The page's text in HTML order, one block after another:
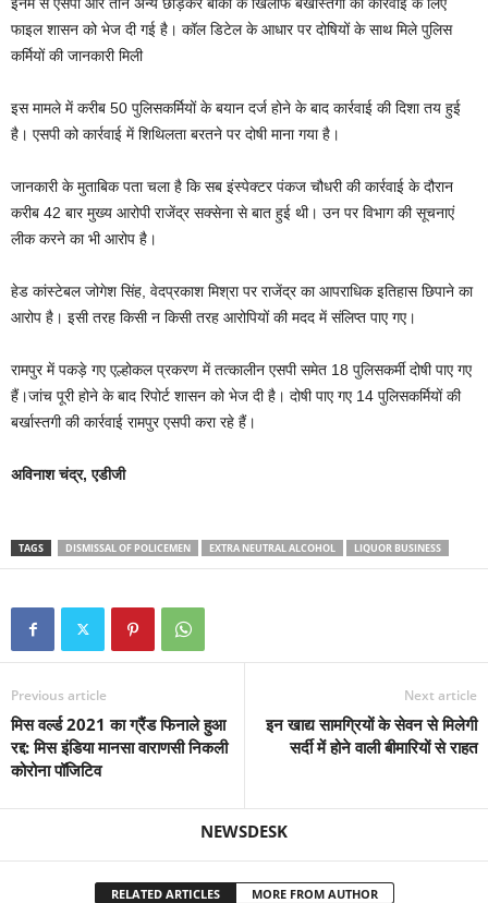
फाइल शासन को भेज दी गई है। कॉल डिटेल के आधार पर दोषियों के साथ मिले पुलिस
कर्मियों की जानकारी मिली
इस मामले में करीब 50 पुलिसकर्मियों के बयान दर्ज होने के बाद कार्रवाई की दिशा तय हुई
है। एसपी को कार्रवाई में शिथिलता बरतने पर दोषी माना गया है।
जानकारी के मुताबिक पता चला है कि सब इंस्पेक्टर पंकज चौधरी की कार्रवाई के दौरान
करीब 42 बार मुख्य आरोपी राजेंद्र सक्सेना से बात हुई थी। उन पर विभाग की सूचनाएं
लीक करने का भी आरोप है।
हेड कांस्टेबल जोगेश सिंह, वेदप्रकाश मिश्रा पर राजेंद्र का आपराधिक इतिहास छिपाने का
आरोप है। इसी तरह किसी न किसी तरह आरोपियों की मदद में संलिप्त पाए गए।
रामपुर में पकड़े गए एल्होकल प्रकरण में तत्कालीन एसपी समेत 18 पुलिसकर्मी दोषी पाए गए
हैं।जांच पूरी होने के बाद रिपोर्ट शासन को भेज दी है। दोषी पाए गए 14 पुलिसकर्मियों की
बर्खास्तगी की कार्रवाई रामपुर एसपी करा रहे हैं।
अविनाश चंद्र, एडीजी
TAGS DISMISSAL OF POLICEMEN EXTRA NEUTRAL ALCOHOL LIQUOR BUSINESS
Previous article
मिस वर्ल्ड 2021 का ग्रैंड फिनाले हुआ
रद्द: मिस इंडिया मानसा वाराणसी निकली
कोरोना पॉजिटिव
Next article
इन खाद्य सामग्रियों के सेवन से मिलेगी
सर्दी में होने वाली बीमारियों से राहत
NEWSDESK
RELATED ARTICLES MORE FROM AUTHOR